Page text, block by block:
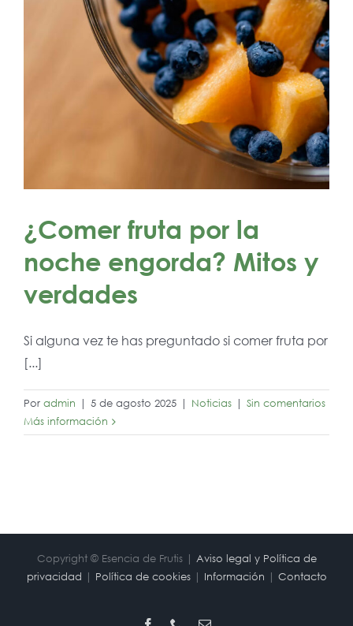
¿Comer fruta por la
noche engorda? Mitos y
verdades
Si alguna vez te has preguntado si comer fruta por
[...]
Por admin | 5 de agosto 2025 | Noticias | Sin comentarios
Más información
Copyright © Esencia de Frutis | Aviso legal y Política de
privacidad | Política de cookies| Información | Contacto